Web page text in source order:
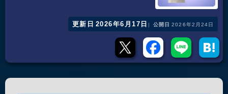
更新日 2026年6月17日 公開日 2026年2月24日